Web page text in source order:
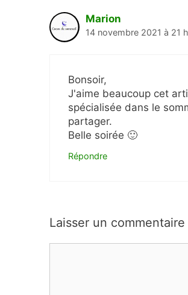
Marion
14 novembre 2021 à 21
Bonsoir,
J'aime beaucoup cet
spécialisée dans le
partager.
Belle soirée 🙂
Répondre
Laisser un commentaire